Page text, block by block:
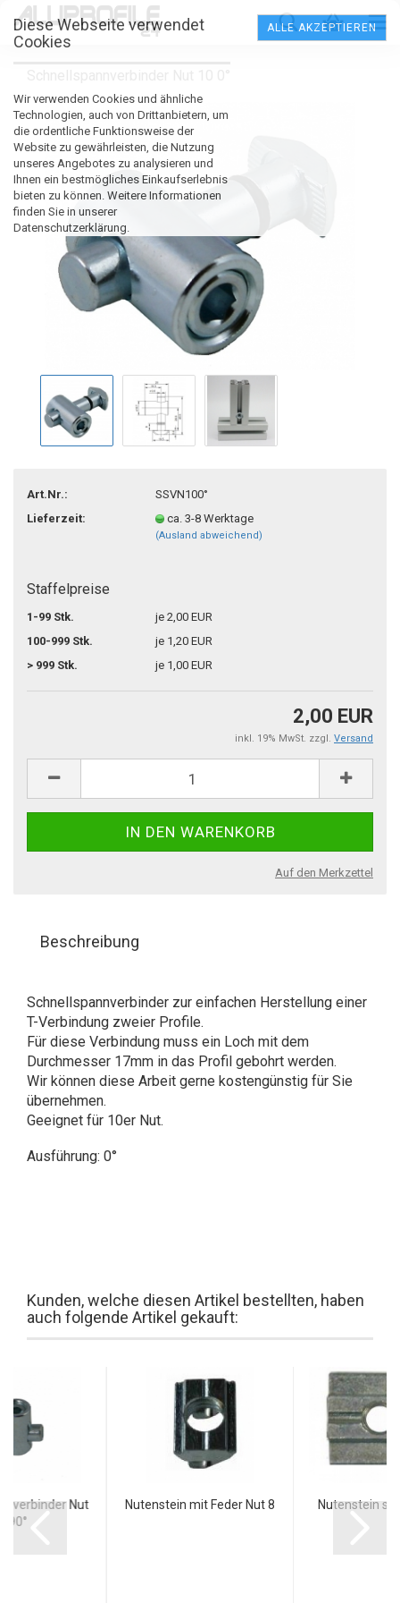
Diese Webseite verwendet
Cookies
Wir verwenden Cookies und ähnliche
Technologien, auch von Drittanbietern, um
die ordentliche Funktionsweise der
Website zu gewährleisten, die Nutzung
unseres Angebotes zu analysieren und
Ihnen ein bestmögliches Einkaufserlebnis
bieten zu können. Weitere Informationen
finden Sie in unserer
Datenschutzerklärung.
ALLE AKZEPTIEREN
Art.Nr.:
SSVN100°
Lieferzeit:
ca. 3-8 Werktage
(Ausland abweichend)
Staffelpreise
1-99 Stk.
je 2,00 EUR
100-999 Stk.
je 1,20 EUR
> 999 Stk.
je 1,00 EUR
2,00 EUR
inkl. 19% MwSt. zzgl. Versand
Auf den Merkzettel
Beschreibung
Schnellspannverbinder zur einfachen Herstellung einer
T-Verbindung zweier Profile.
Für diese Verbindung muss ein Loch mit dem
Durchmesser 17mm in das Profil gebohrt werden.
Wir können diese Arbeit gerne kostengünstig für Sie
übernehmen.
Geeignet für 10er Nut.
Ausführung: 0°
Kunden, welche diesen Artikel bestellten, haben
auch folgende Artikel gekauft:
Nut
90°
Nutenstein mit Feder Nut 8 Nutenstein